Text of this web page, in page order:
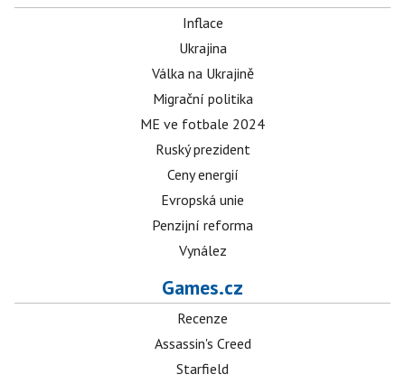
Inflace
Ukrajina
Válka na Ukrajině
Migrační politika
ME ve fotbale 2024
Ruský prezident
Ceny energií
Evropská unie
Penzijní reforma
Vynález
Games.cz
Recenze
Assassin's Creed
Starfield